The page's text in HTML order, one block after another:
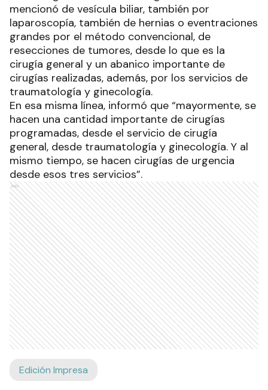
mencionó de vesícula biliar, también por
laparoscopía, también de hernias o eventraciones
grandes por el método convencional, de
resecciones de tumores, desde lo que es la
cirugía general y un abanico importante de
cirugías realizadas, además, por los servicios de
traumatología y ginecología.
En esa misma línea, informó que “mayormente, se
hacen una cantidad importante de cirugías
programadas, desde el servicio de cirugía
general, desde traumatología y ginecología. Y al
mismo tiempo, se hacen cirugías de urgencia
desde esos tres servicios”.
Ads
Edición Impresa